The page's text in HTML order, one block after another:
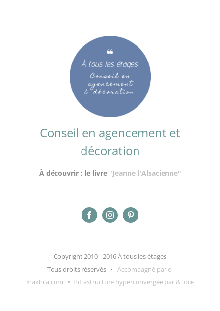
Conseil en agencement et
décoration
À découvrir : le livre "Jeanne l'Alsacienne"
Copyright 2010 - 2016 À tous les étages
Tous droits réservés • Accompagné par e-
makhila.com • Infrastructure hyperconvergée par &Toile